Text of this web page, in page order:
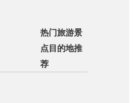
热门旅游景
点目的地推
荐